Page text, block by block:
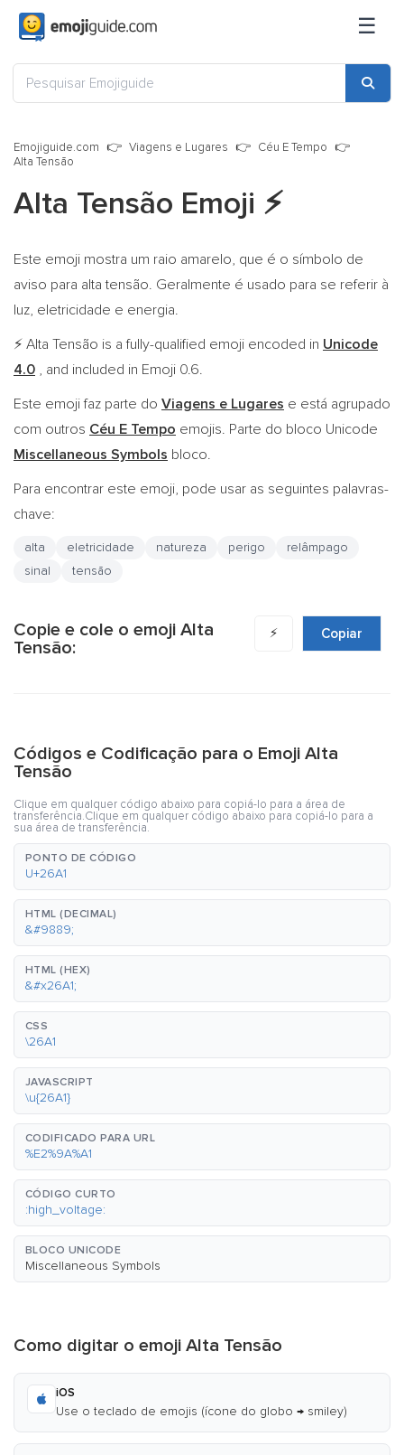
☰
Emojiguide.com Viagens e Lugares
Céu E Tempo
Alta Tensão
Alta Tensão Emoji ⚡
Este emoji mostra um raio amarelo, que é o símbolo de
aviso para alta tensão. Geralmente é usado para se referir à
luz, eletricidade e energia.
⚡ Alta Tensão is a fully-qualified emoji encoded in Unicode
4.0 , and included in Emoji 0.6.
Este emoji faz parte do Viagens e Lugares e está agrupado
com outros Céu E Tempo emojis. Parte do bloco Unicode
Miscellaneous Symbols bloco.
Para encontrar este emoji, pode usar as seguintes palavras-
chave:
alta eletricidade natureza perigo
relâmpago
sinal
tensão
Copie e cole o emoji Alta
Tensão:
⚡ Copiar
Códigos e Codificação para o Emoji Alta
Tensão
Clique em qualquer código abaixo para copiá-lo para a área de
transferência.Clique em qualquer código abaixo para copiá-lo para a
sua área de transferência.
PONTO DE CÓDIGO
U+26A1
HTML (DECIMAL)
&#9889;
HTML (HEX)
&#x26A1;
CSS
\26A1
JAVASCRIPT
\u{26A1}
CODIFICADO PARA URL
%E2%9A%A1
CÓDIGO CURTO
:high_voltage:
BLOCO UNICODE
Miscellaneous Symbols
Como digitar o emoji Alta Tensão
iOS
Use o teclado de emojis (ícone do globo → smiley)